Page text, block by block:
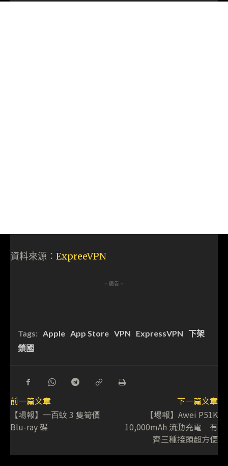
資料來源： ExpreeVPN
- 廣告 -
Tags: Apple App Store VPN ExpressVPN
下架
鎖國
前一篇文章
【場報】一百蚊 3 隻筍價
Blu-ray 碟
下一篇文章
【場報】Awei P51K
10,000mAh 流動充電 有
齊三種接頭超方便